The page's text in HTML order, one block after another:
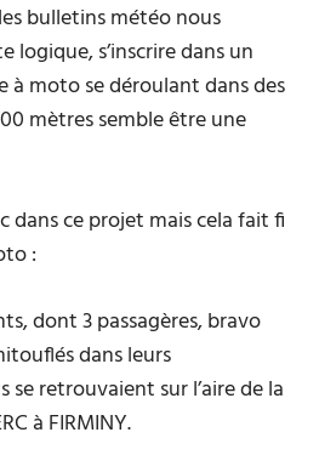
bulletins météo nous
s’inscrire dans un
à moto se déroulant dans des
mètres semble être une
dans ce projet mais cela fait fi
:
dont 3 passagères, bravo
dans leurs
retrouvaient sur l’aire de la
à FIRMINY.